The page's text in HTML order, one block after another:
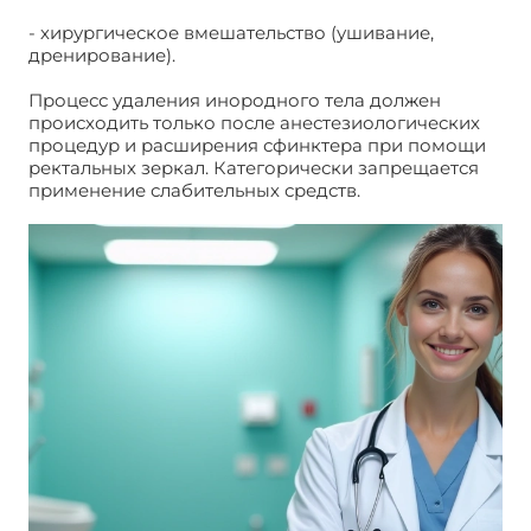
- хирургическое вмешательство (ушивание,
дренирование).
Процесс удаления инородного тела должен
происходить только после анестезиологических
процедур и расширения сфинктера при помощи
ректальных зеркал. Категорически запрещается
применение слабительных средств.